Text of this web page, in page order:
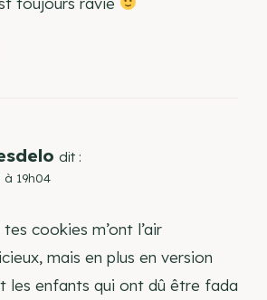
dit :
à 19h04
cookies m’ont l’air
mais en plus en version
les enfants qui ont dû être fada